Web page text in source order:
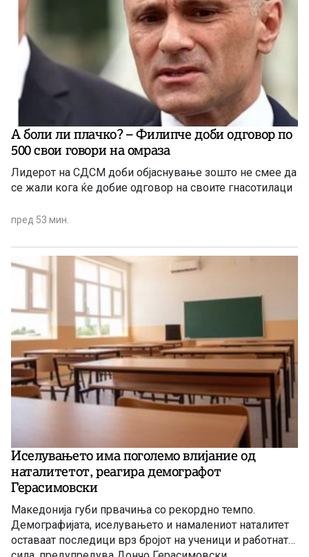
А боли ли плачко? – Филипче доби одговор по
500 свои говори на омраза
Лидерот на СДСМ доби објаснување зошто не смее да
се жали кога ќе добие одговор на своите гнасотилаци
пред 53 мин.
Иселувањето има поголемо влијание од
наталитетот, реагира демографот
Герасимовски
Македонија губи првачиња со рекордно темпо.
Демографијата, иселувањето и намалениот наталитет
оставаат последици врз бројот на ученици и работната